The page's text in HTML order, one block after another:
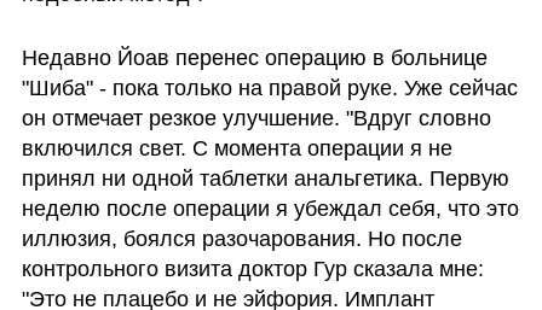
Недавно Йоав перенес операцию в больнице
"Шиба" - пока только на правой руке. Уже сейчас
он отмечает резкое улучшение. "Вдруг словно
включился свет. С момента операции я не
принял ни одной таблетки анальгетика. Первую
неделю после операции я убеждал себя, что это
иллюзия, боялся разочарования. Но после
контрольного визита доктор Гур сказала мне:
"Это не плацебо и не эйфория. Имплант